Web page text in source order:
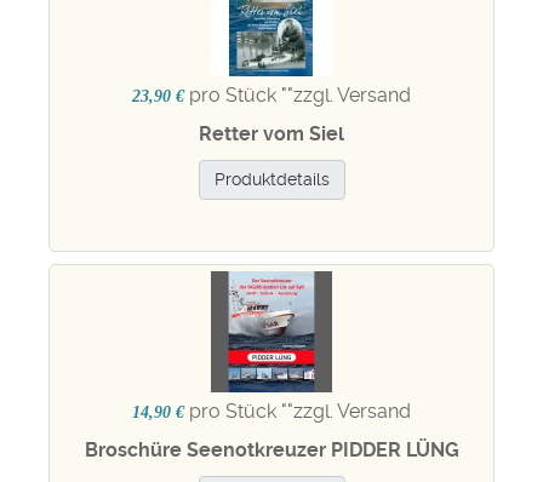
23,90 € pro Stück ""zzgl. Versand
Retter vom Siel
Produktdetails
14,90 € pro Stück ""zzgl. Versand
Broschüre Seenotkreuzer PIDDER LÜNG